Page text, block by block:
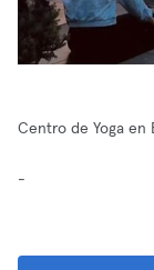
Centro de Yoga en
-